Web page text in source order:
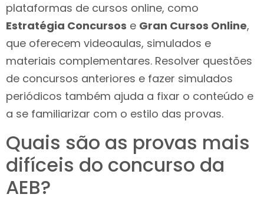
plataformas de cursos online, como
Estratégia Concursos e Gran Cursos Online,
que oferecem videoaulas, simulados e
materiais complementares. Resolver questões
de concursos anteriores e fazer simulados
periódicos também ajuda a fixar o conteúdo e
a se familiarizar com o estilo das provas.
Quais são as provas mais
difíceis do concurso da
AEB?